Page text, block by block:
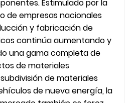
Estimulado por la
de empresas nacionales
y fabricación de
continúa aumentando y
una gama completa de
de materiales
de materiales
de nueva energía, la